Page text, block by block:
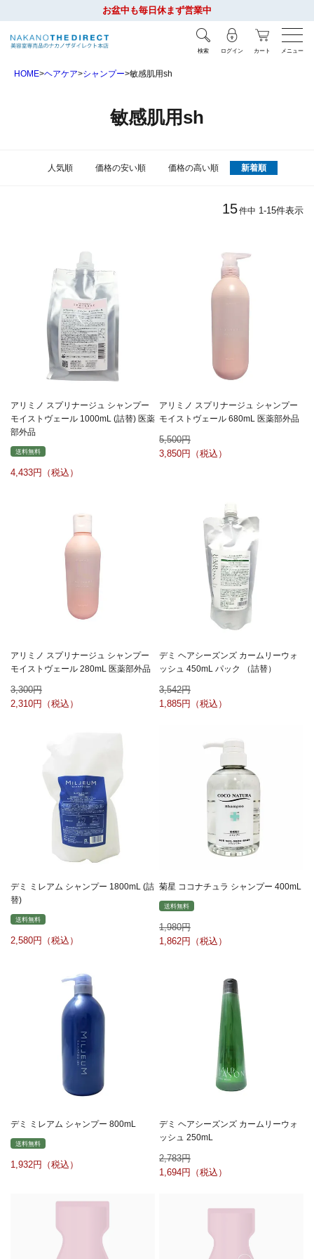
お盆中も毎日休まず営業中
検索 ログイン カート メニュー
HOME ヘアケア シャンプー 敏感肌用sh
敏感肌用sh
人気順 価格の安い順 価格の高い順 新着順
15件中 1-15件表示
アリミノ スプリナージュ シャンプー
モイストヴェール 1000mL (詰替) 医薬
部外品
送料無料
4,433
アリミノ スプリナージュ シャンプー
モイストヴェール 680mL 医薬部外品
5,500
3,850
アリミノ スプリナージュ シャンプー
モイストヴェール 280mL 医薬部外品
3,300
2,310
デミ ヘアシーズンズ カームリーウォ
ッシュ 450mL パック （詰替）
3,542
1,885
デミ ミレアム シャンプー 1800mL (詰
替)
送料無料
2,580
菊星 ココナチュラ シャンプー 400mL
送料無料
1,980
1,862
デミ ミレアム シャンプー 800mL
送料無料
1,932
デミ ヘアシーズンズ カームリーウォ
ッシュ 250mL
2,783
1,694